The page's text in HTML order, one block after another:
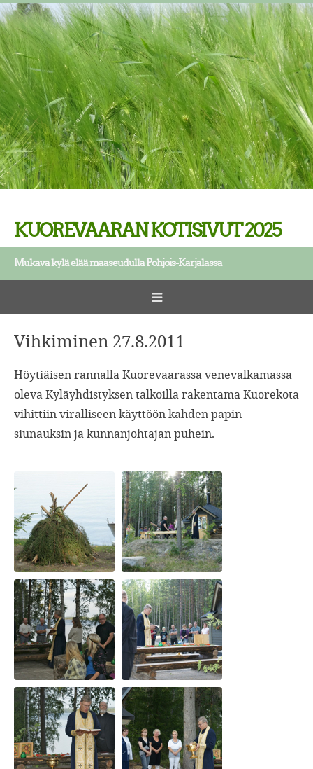
KUOREVAARAN KOTISIVUT 2025
Mukava kylä elää maaseudulla Pohjois-Karjalassa
Vihkiminen 27.8.2011
Höytiäisen rannalla Kuorevaarassa venevalkamassa
oleva Kyläyhdistyksen talkoilla rakentama Kuorekota
vihittiin viralliseen käyttöön kahden papin
siunauksin ja kunnanjohtajan puhein.